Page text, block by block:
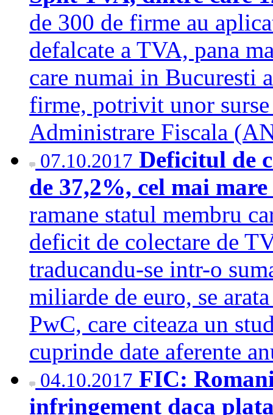
de 300 de firme au
defalcate a TVA, pana
care numai in Bucuresti
firme, potrivit unor
Administrare Fiscala
07.10.2017 Deficitul de
de 37,2%, cel mai
ramane statul membru
deficit de colectare de
traducandu-se intr-o
miliarde de euro, se
PwC, care citeaza un
cuprinde date aferente
04.10.2017 FIC:
infringement daca